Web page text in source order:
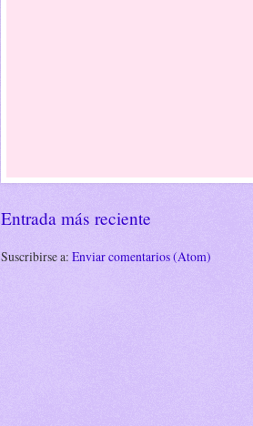
Entrada más reciente
Suscribirse a: Enviar comentarios (Atom)